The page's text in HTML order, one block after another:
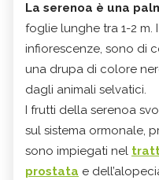
La serenoa è una
foglie lunghe tra 1-2 m.
infiorescenze, sono di
una drupa di colore
dagli animali selvatici.
I frutti della serenoa
sul sistema ormonale,
sono impiegati nel
prostata e